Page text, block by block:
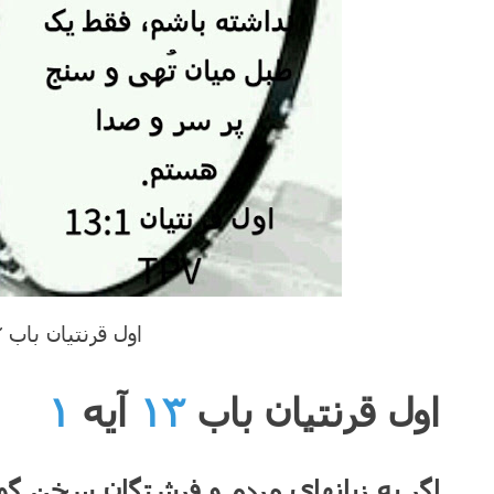
اول قرنتیان باب ۱۳ آیه ۱
اول قرنتیان باب۱۳ آیه ۱